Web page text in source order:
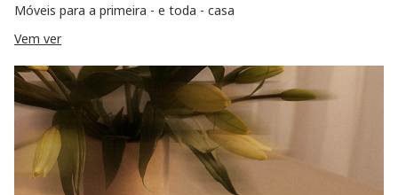
Móveis para a primeira - e toda - casa
Vem ver